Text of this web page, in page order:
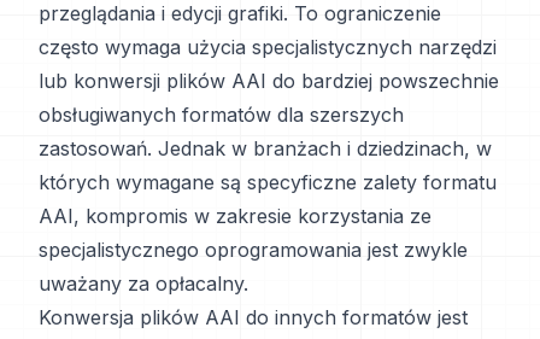
przeglądania i edycji grafiki. To ograniczenie
często wymaga użycia specjalistycznych narzędzi
lub konwersji plików AAI do bardziej powszechnie
obsługiwanych formatów dla szerszych
zastosowań. Jednak w branżach i dziedzinach, w
których wymagane są specyficzne zalety formatu
AAI, kompromis w zakresie korzystania ze
specjalistycznego oprogramowania jest zwykle
uważany za opłacalny.
Konwersja plików AAI do innych formatów jest